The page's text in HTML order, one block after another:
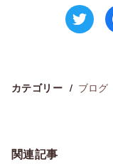
カテゴリー ブログ
関連記事